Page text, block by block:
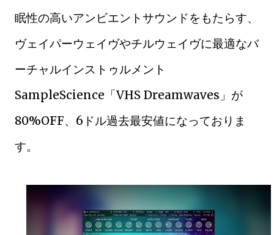
眠性の高いアンビエントサウンドをもたらす、
ヴェイパーウェイヴやチルウェイヴに最適なバ
ーチャルインストゥルメント
SampleScience「VHS Dreamwaves」が
80%OFF、6ドル過去最安値になっておりま
す。